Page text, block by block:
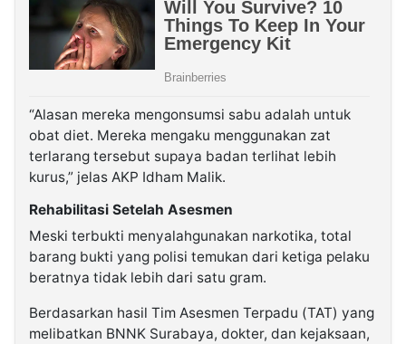
“Alasan mereka mengonsumsi sabu adalah untuk
obat diet. Mereka mengaku menggunakan zat
terlarang tersebut supaya badan terlihat lebih
kurus,” jelas AKP Idham Malik.
Rehabilitasi Setelah Asesmen
Meski terbukti menyalahgunakan narkotika, total
barang bukti yang polisi temukan dari ketiga pelaku
beratnya tidak lebih dari satu gram.
Berdasarkan hasil Tim Asesmen Terpadu (TAT) yang
melibatkan BNNK Surabaya, dokter, dan kejaksaan,